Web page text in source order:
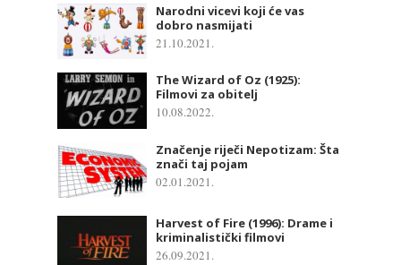
Narodni vicevi koji će vas
dobro nasmijati
21.10.2021.
The Wizard of Oz (1925):
Filmovi za obitelj
10.08.2022.
Značenje riječi Nepotizam: Šta
znači taj pojam
02.01.2021.
Harvest of Fire (1996): Drame i
kriminalistički filmovi
26.09.2021.